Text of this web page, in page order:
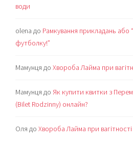
води
olena до Рамкування прикладань або
футболку!”
Мамунця доХвороба Лайма при
Мамунця до Як купити квитки з
(Bilet Rodzinny) онлайн?
Оля доХвороба Лайма при